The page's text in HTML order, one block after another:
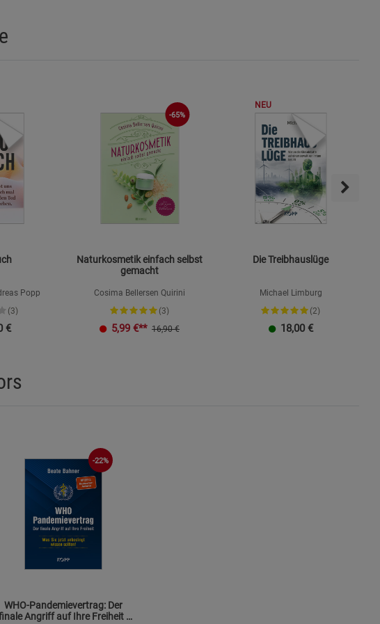
Popp
(3)
€
-65%
Naturkosmetik einfach selbst
gemacht
Cosima Bellersen Quirini
(3)
5,99 €** 16,90 €
NEU
Die Treibhauslüge
Michael Limburg
(2)
18,00 €
-22%
WHO-Pandemievertrag: Der
Angriff auf Ihre Freiheit -